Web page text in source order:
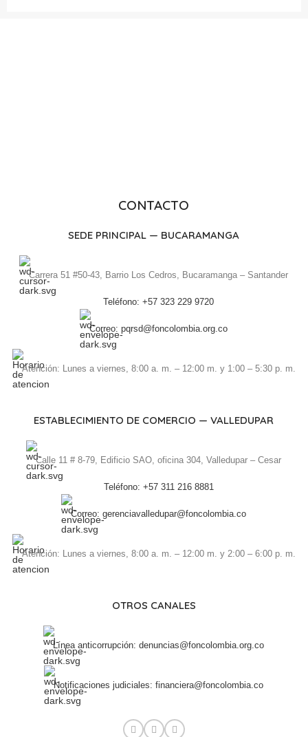
CONTACTO
SEDE PRINCIPAL — BUCARAMANGA
Carrera 51 #50-43, Barrio Los Cedros, Bucaramanga – Santander
Teléfono: +57 323 229 9720
Correo: pqrsd@foncolombia.org.co
Atención: Lunes a viernes, 8:00 a. m. – 12:00 m. y 1:00 – 5:30 p. m.
ESTABLECIMIENTO DE COMERCIO — VALLEDUPAR
Calle 11 # 8-79, Edificio SAO, oficina 304, Valledupar – Cesar
Teléfono: +57 311 216 8881
Correo: gerenciavalledupar@foncolombia.co
Atención: Lunes a viernes, 8:00 a. m. – 12:00 m. y 2:00 – 6:00 p. m.
OTROS CANALES
Línea anticorrupción: denuncias@foncolombia.org.co
Notificaciones judiciales: financiera@foncolombia.co